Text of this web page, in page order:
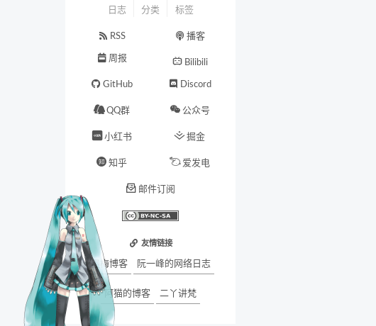
日志 分类 标签
RSS 播客
周报 Bilibili
GitHub Discord
QQ群 公众号
小红书 掘金
知乎 爱发电
邮件订阅
友情链接
墨梅博客 阮一峰的网络日志
阿猫的博客 二丫讲梵